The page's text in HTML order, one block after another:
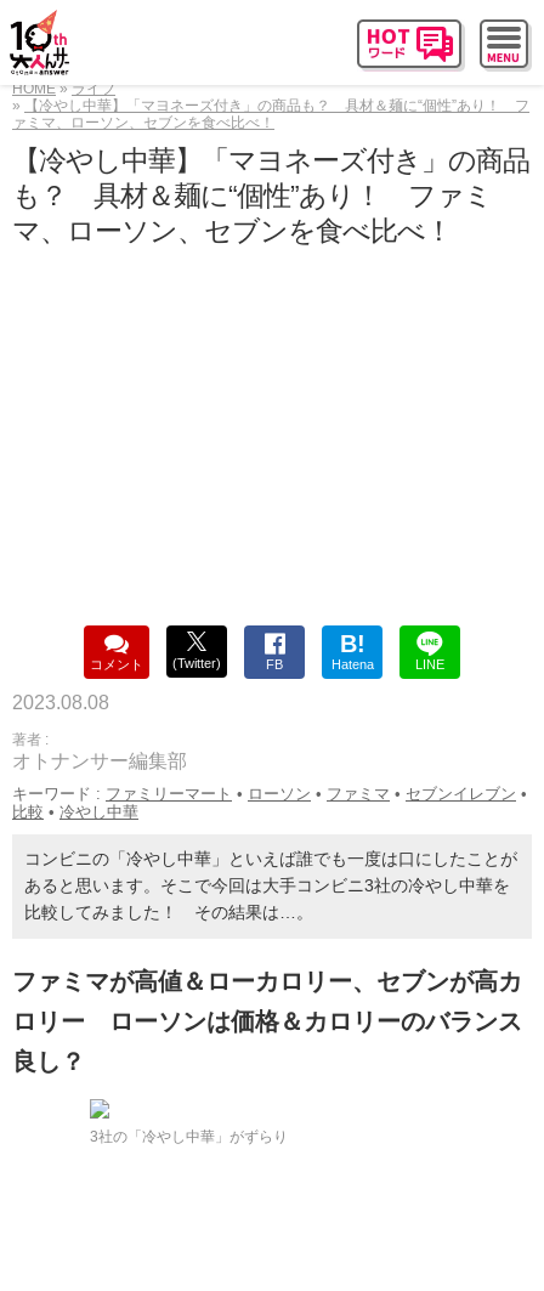
HOME
ライフ
【冷やし中華】「マヨネーズ付き」の商品も？ 具材＆麺に“個性”あり！ フ
ァミマ、ローソン、セブンを食べ比べ！
【冷やし中華】「マヨネーズ付き」の商品
も？ 具材＆麺に“個性”あり！ ファミ
マ、ローソン、セブンを食べ比べ！
コメント (Twitter) FB
B!
Hatena LINE
2023.08.08
著者 :
オトナンサー編集部
キーワード : ファミリーマート • ローソン • ファミマ • セブンイレブン •
比較 • 冷やし中華
コンビニの「冷やし中華」といえば誰でも一度は口にしたことが
あると思います。そこで今回は大手コンビニ3社の冷やし中華を
比較してみました！ その結果は…。
ファミマが高値＆ローカロリー、セブンが高カ
ロリー ローソンは価格＆カロリーのバランス
良し？
3社の「冷やし中華」がずらり